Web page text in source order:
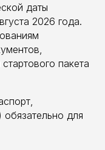
даты
2026 года.
пакета
для